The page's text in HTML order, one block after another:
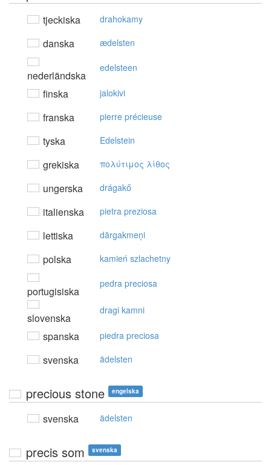
tjeckiska drahokamy
danska ædelsten
nederländska
edelsteen
finska jalokivi
franska pierre précieuse
tyska Edelstein
grekiska πoλύτιμoς λίθoς
ungerska drágakő
italienska pietra preziosa
lettiska dārgakmeņi
polska kamień szlachetny
portugisiska
pedra preciosa
slovenska
dragi kamni
spanska piedra preciosa
svenska ädelsten
precious stone engelska
svenska ädelsten
precis som svenska